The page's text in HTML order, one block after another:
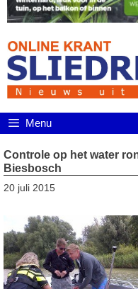
Menu
Controle op het water
Biesbosch
20 juli 2015